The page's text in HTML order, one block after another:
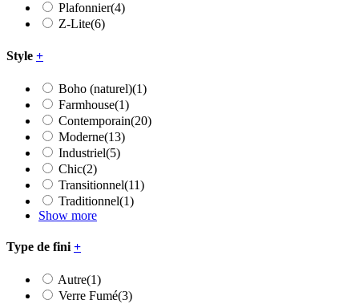
Plafonnier(4)
Z-Lite(6)
Style +
Boho (naturel)(1)
Farmhouse(1)
Contemporain(20)
Moderne(13)
Industriel(5)
Chic(2)
Transitionnel(11)
Traditionnel(1)
Show more
Type de fini +
Autre(1)
Verre Fumé(3)